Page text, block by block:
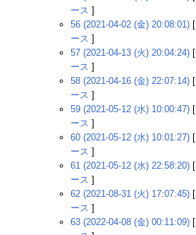
ース ]
56 (2021-04-02 (金) 20:08:01) [
ース ]
57 (2021-04-13 (火) 20:04:24) [
ース ]
58 (2021-04-16 (金) 22:07:14) [
ース ]
59 (2021-05-12 (水) 10:00:47) [
ース ]
60 (2021-05-12 (水) 10:01:27) [
ース ]
61 (2021-05-12 (水) 22:58:20) [
ース ]
62 (2021-08-31 (火) 17:07:45) [
ース ]
63 (2022-04-08 (金) 00:11:09) [